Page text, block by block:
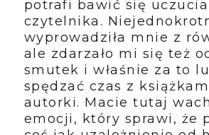
potrafi bawić się
czytelnika.
wyprowadziła mnie z
ale zdarzało mi się też
smutek i właśnie za to
spędzać czas z
autorki. Macie tutaj
emocji, który sprawi, że